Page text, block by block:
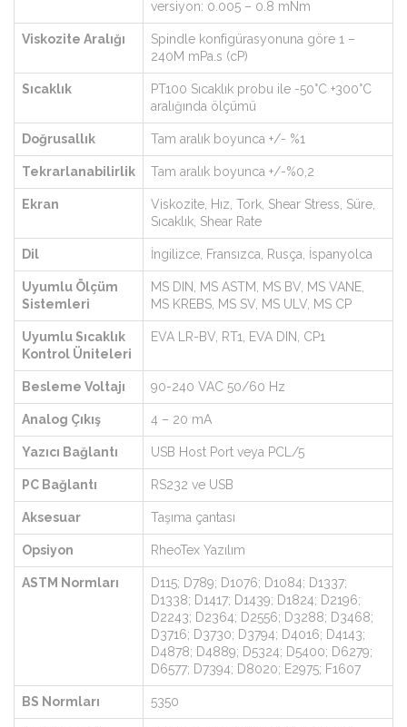
versiyon: 0.005 – 0.8 mNm
Viskozite Aralığı
Spindle konfigürasyonuna göre 1 –
240M mPa.s (cP)
Sıcaklık
PT100 Sıcaklık probu ile -50°C +300°C
aralığında ölçümü
Doğrusallık Tam aralık boyunca +/- %1
Tekrarlanabilirlik Tam aralık boyunca +/-%0,2
Ekran
Viskozite, Hız, Tork, Shear Stress, Süre,
Sıcaklık, Shear Rate
Dil İngilizce, Fransızca, Rusça, İspanyolca
Uyumlu Ölçüm
Sistemleri
MS DIN, MS ASTM, MS BV, MS VANE,
MS KREBS, MS SV, MS ULV, MS CP
Uyumlu Sıcaklık
Kontrol Üniteleri
EVA LR-BV, RT1, EVA DIN, CP1
Besleme Voltajı 90-240 VAC 50/60 Hz
Analog Çıkış 4 – 20 mA
Yazıcı Bağlantı USB Host Port veya PCL/5
PC Bağlantı RS232 ve USB
Aksesuar Taşıma çantası
Opsiyon RheoTex Yazılım
ASTM Normları
D115; D789; D1076; D1084; D1337;
D1338; D1417; D1439; D1824; D2196;
D2243; D2364; D2556; D3288; D3468;
D3716; D3730; D3794; D4016; D4143;
D4878; D4889; D5324; D5400; D6279;
D6577; D7394; D8020; E2975; F1607
BS Normları 5350